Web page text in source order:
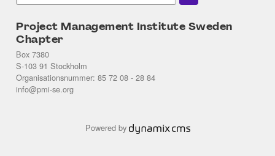
Project Management Institute Sweden
Chapter
Box 7380
S-103 91 Stockholm
Organisationsnummer: 85 72 08 - 28 84
info@pmi-se.org
Powered by